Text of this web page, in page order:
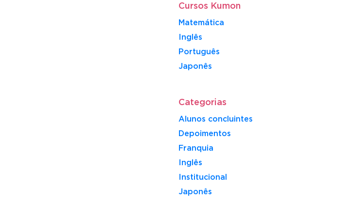
Cursos Kumon
Matemática
Inglês
Português
​Japonês
Categorias
Alunos concluintes
Depoimentos
Franquia
Inglês
Institucional
Japonês